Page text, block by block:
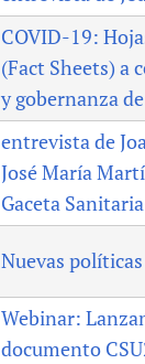
COVID-19:
(Fact Sheets) a
y gobernanza
entrevista de
José María
Gaceta
Nuevas
Webinar:
documento